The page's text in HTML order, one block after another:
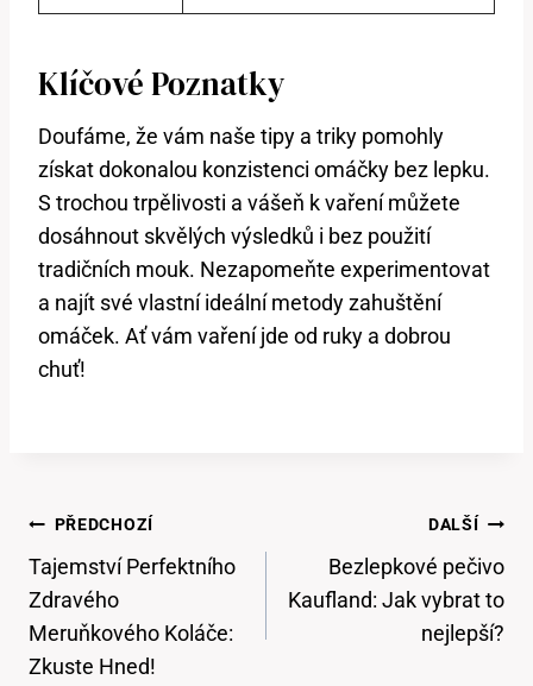
Klíčové Poznatky
Doufáme, že vám naše tipy a triky pomohly
získat dokonalou konzistenci omáčky bez lepku.
S trochou trpělivosti a vášeň k vaření můžete
dosáhnout skvělých výsledků i bez použití
tradičních mouk. Nezapomeňte experimentovat
a najít své vlastní ideální metody zahuštění
omáček. Ať vám vaření jde od ruky a dobrou
chuť!
Navigace
Pro
Příspěvek
PŘEDCHOZÍ
Tajemství Perfektního
Zdravého
Meruňkového Koláče:
Zkuste Hned!
DALŠÍ
Bezlepkové pečivo
Kaufland: Jak vybrat to
nejlepší?